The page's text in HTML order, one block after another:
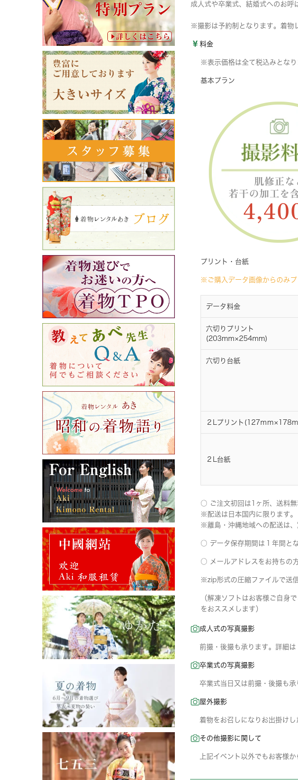
成人式や卒業式、結婚式へのお呼
※撮影は予約制となります。着物
料金
※表示価格は全て税込みとなり
基本プラン
プリント・台紙
※ご購入データ画像からのみ
データ料金
六切りプリント
(203mm×254mm)
六切り台紙
２Lプリント(127ｍｍ×178
２L台紙
○ ご注文初回は1ヶ所、送料無
※配送は日本国内に限ります。
※離島・沖縄地域への配送は、
○ データ保存期間は１年間と
○ メールアドレスをお持ちの
※zip形式の圧縮ファイルで送
（解凍ソフトはお客様ご自身
をおススメします）
成人式の写真撮影
前撮・後撮も承ります。詳細は
卒業式の写真撮影
卒業式当日又は前撮・後撮も承
屋外撮影
着物をお召しになりお出掛け
その他撮影に関して
上記イベント以外でもお客様